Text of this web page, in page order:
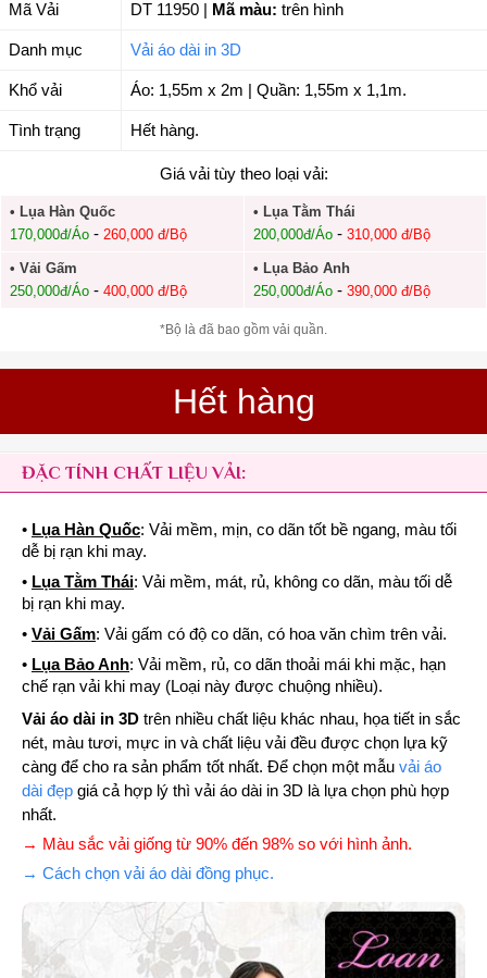
Mã Vải DT 11950 Mã màu: trên hình
Danh mục Vải áo dài in 3D
Khổ vải Áo: 1,55m x 2m | Quần: 1,55m x 1,1m.
Tình trạng Hết hàng.
Giá vải tùy theo loại vải:
• Lụa Hàn Quốc
170,000đ/Áo - 260,000 đ/Bộ
• Lụa Tằm Thái
200,000đ/Áo- 310,000 đ/Bộ
• Vải Gấm
250,000đ/Áo - 400,000 đ/Bộ
• Lụa Bảo Anh
250,000đ/Áo- 390,000 đ/Bộ
*Bộ là đã bao gồm vải quần.
Hết hàng
ĐẶC TÍNH CHẤT LIỆU VẢI:
• Lụa Hàn Quốc: Vải mềm, mịn, co dãn tốt bề ngang, màu tối
dễ bị rạn khi may.
• Lụa Tằm Thái: Vải mềm, mát, rủ, không co dãn, màu tối dễ
bị rạn khi may.
• Vải Gấm: Vải gấm có độ co dãn, có hoa văn chìm trên vải.
• Lụa Bảo Anh: Vải mềm, rủ, co dãn thoải mái khi mặc, hạn
chế rạn vải khi may (Loại này được chuộng nhiều).
Vải áo dài in 3D trên nhiều chất liệu khác nhau, họa tiết in sắc
nét, màu tươi, mực in và chất liệu vải đều được chọn lựa kỹ
càng để cho ra sản phẩm tốt nhất. Để chọn một mẫu vải áo
dài đẹp giá cả hợp lý thì vải áo dài in 3D là lựa chọn phù hợp
nhất.
→ Màu sắc vải giống từ 90% đến 98% so với hình ảnh.
→ Cách chọn vải áo dài đồng phục.